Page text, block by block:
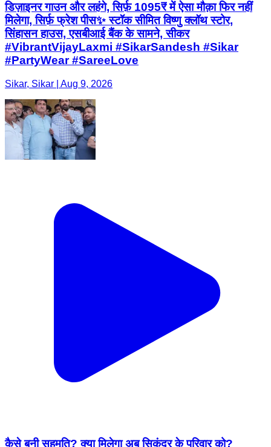
डिज़ाइनर गाउन और लहंगे, सिर्फ़ 1095₹ में ऐसा मौक़ा फिर नहीं
मिलेगा, सिर्फ़ फ्रेश पीस✨ स्टॉक सीमित विष्णु क्लॉथ स्टोर,
सिंहासन हाउस, एसबीआई बैंक के सामने, सीकर
#VibrantVijayLaxmi #SikarSandesh #Sikar
#PartyWear #SareeLove
Sikar, Sikar | Aug 9, 2026
कैसे बनी सहमति? क्या मिलेगा अब सिकंदर के परिवार को?